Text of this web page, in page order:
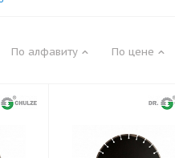
По алфавиту По цене